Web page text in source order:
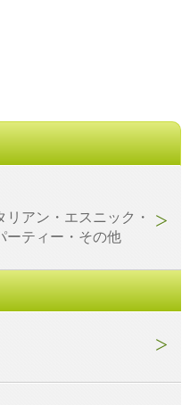
アン・エスニック・
ーティー・その他